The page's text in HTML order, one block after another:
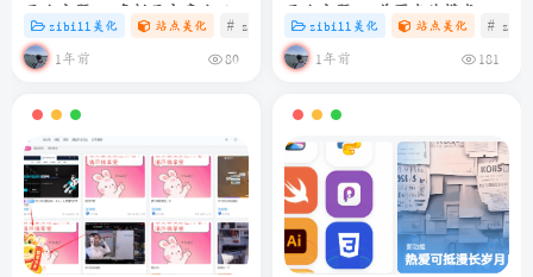
子比主题 – 多栏目文章小工具
样式美化
zibill美化 站点美化 # zibll # C # 美化
1年前 80
子比主题 – 首页卡片模式一排
6个
zibill美化 站点美化 #
1年前 181